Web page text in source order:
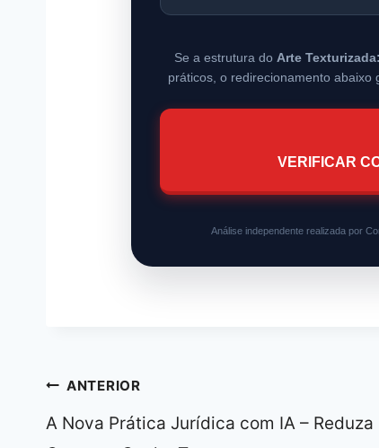
Se a estrutura do Arte
práticos, o redirecionamento abaixo
VERIFICAR
Análise independente realizada por
Navegação
de
ANTERIOR
A Nova Prática Jurídica com IA – Reduza